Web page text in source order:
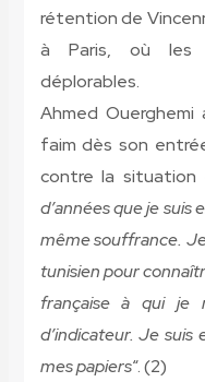
rétention de
à Paris, où les
déplorables.
Ahmed
faim dès son
contre la
d’années que je suis
même souffrance.
tunisien pour
française à qui je
d’indicateur. Je
mes papiers“. (2)